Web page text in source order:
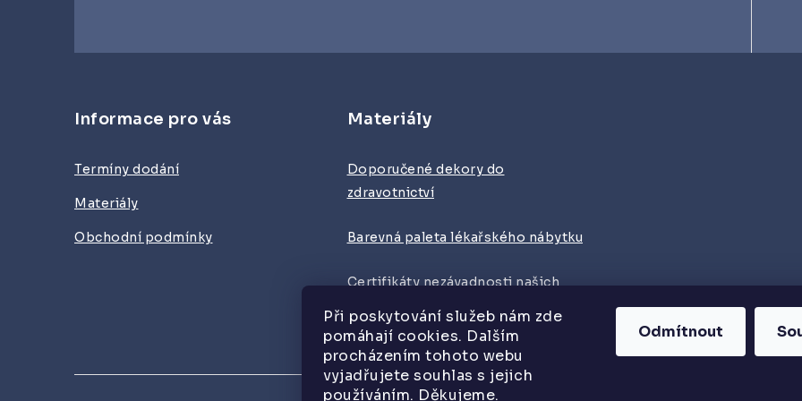
Při poskytování služeb nám zde
pomáhají cookies. Dalším
procházením tohoto webu
vyjadřujete souhlas s jejich
používáním. Děkujeme.
Odmítnout
Informace pro vás
Termíny dodání
Materiály
Obchodní podmínky
Materiály
Doporučené dekory do
zdravotnictví
Barevná paleta lékařského nábytku
Certifikáty nezávadnosti našich